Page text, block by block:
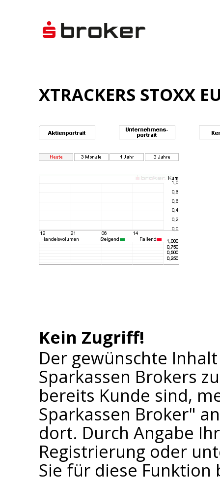
XTRACKERS STOXX
Kein Zugriff!
Der gewünschte
Sparkassen Brokers
bereits Kunde sind,
Sparkassen Broker"
dort. Durch Angabe
Registrierung oder
Sie für diese Funktion